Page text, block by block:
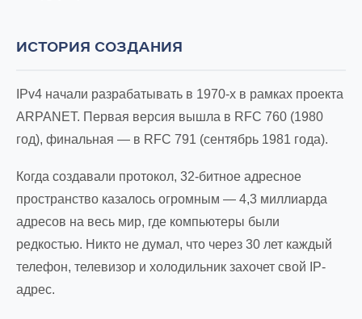
ИСТОРИЯ СОЗДАНИЯ
IPv4 начали разрабатывать в 1970-х в рамках проекта
ARPANET. Первая версия вышла в RFC 760 (1980
год), финальная — в RFC 791 (сентябрь 1981 года).
Когда создавали протокол, 32-битное адресное
пространство казалось огромным — 4,3 миллиарда
адресов на весь мир, где компьютеры были
редкостью. Никто не думал, что через 30 лет каждый
телефон, телевизор и холодильник захочет свой IP-
адрес.